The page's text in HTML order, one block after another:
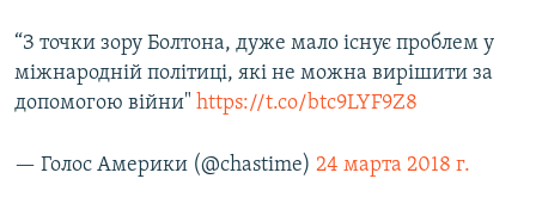
“З точки зору Болтона, дуже мало існує проблем у
міжнародній політиці, які не можна вирішити за
допомогою війни" https://t.co/btc9LYF9Z8
— Голоc Амepики (@chastime) 24 марта 2018 г.